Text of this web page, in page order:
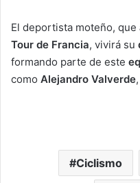
El deportista moteño, que
Tour de Francia, vivirá su
formando parte de este
como Alejandro Valverde,
Ciclismo